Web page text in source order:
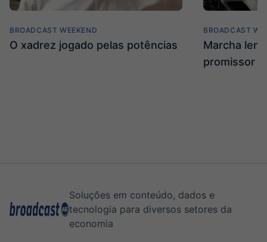
BROADCAST WEEKEND
O xadrez jogado pelas potências
BROADCAST
Marcha
promissor
Soluções em conteúdo, dados e
tecnologia para diversos setores da
economia